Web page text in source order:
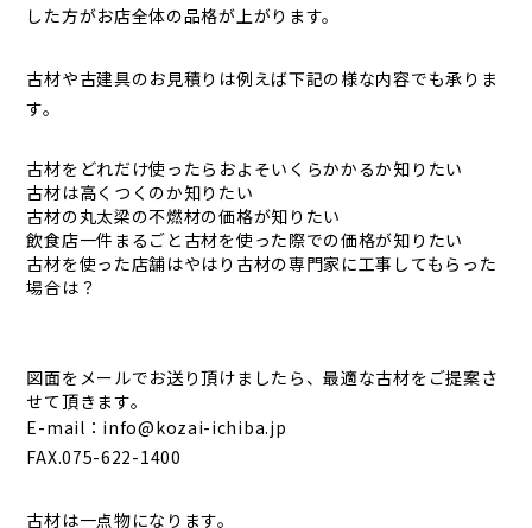
した方がお店全体の品格が上がります。
古材や古建具のお見積りは例えば下記の様な内容でも承りま
す。
古材をどれだけ使ったらおよそいくらかかるか知りたい
古材は高くつくのか知りたい
古材の丸太梁の不燃材の価格が知りたい
飲食店一件まるごと古材を使った際での価格が知りたい
古材を使った店舗はやはり古材の専門家に工事してもらった
場合は？
図面をメールでお送り頂けましたら、最適な古材をご提案さ
せて頂きます。
E-mail： info@kozai-ichiba.jp
FAX.075-622-1400
古材は一点物になります。